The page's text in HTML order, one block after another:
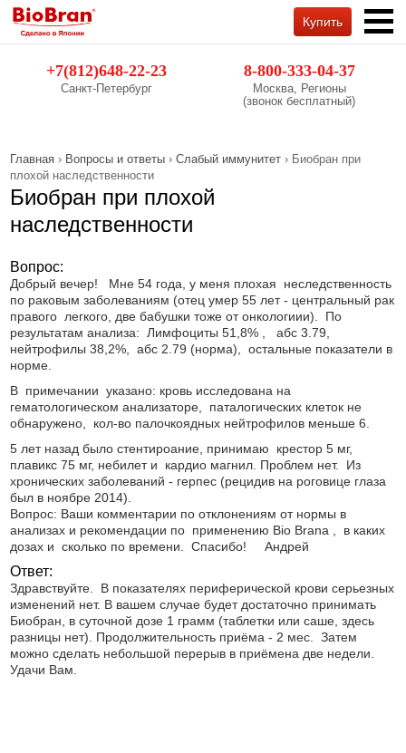
+7(812)648-22-23
Санкт-Петербург
8-800-333-04-37
Москва, Регионы
(звонок бесплатный)
Купить
Главная › Вопросы и ответы ›Слабый иммунитет › Биобран при
плохой наследственности
Биобран при плохой
наследственности
Вопрос:
Добрый вечер! Мне 54 года, у меня плохая неследственность
по раковым заболеваниям (отец умер 55 лет - центральный рак
правого легкого, две бабушки тоже от онкологиии). По
результатам анализа: Лимфоциты 51,8% , абс 3.79,
нейтрофилы 38,2%, абс 2.79 (норма), остальные показатели в
норме.
В примечании указано: кровь исследована на
гематологическом анализаторе, паталогических клеток не
обнаружено, кол-во палочкоядных нейтрофилов меньше 6.
5 лет назад было стентироание, принимаю крестор 5 мг,
плавикс 75 мг, небилет и кардио магнил. Проблем нет. Из
хронических заболеваний - герпес (рецидив на роговице глаза
был в ноябре 2014).
Вопрос: Ваши комментарии по отклонениям от нормы в
анализах и рекомендации по применению Bio Brana , в каких
дозах и сколько по времени. Спасибо! Андрей
Ответ:
Здравствуйте. В показателях периферической крови серьезных
изменений нет. В вашем случае будет достаточно принимать
Биобран, в суточной дозе 1 грамм (таблетки или саше, здесь
разницы нет). Продолжительность приёма - 2 мес. Затем
можно сделать небольшой перерыв в приёмена две недели.
Удачи Вам.